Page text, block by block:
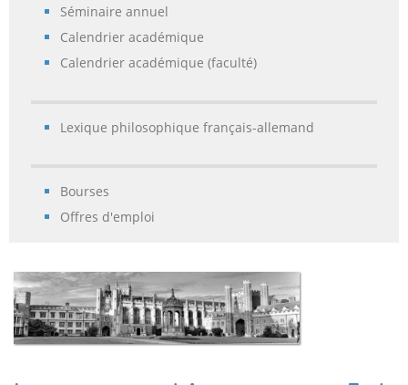
Séminaire annuel
Calendrier académique
Calendrier académique (faculté)
Lexique philosophique français-allemand
Bourses
Offres d'emploi